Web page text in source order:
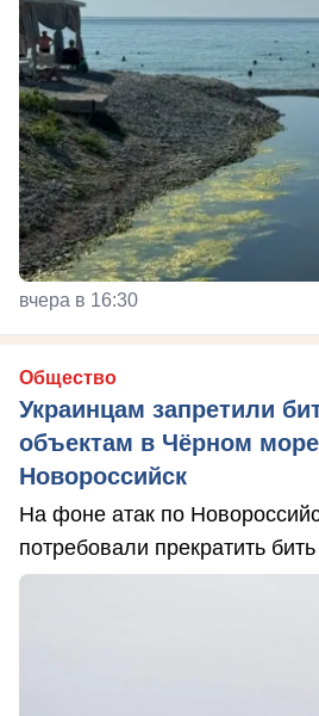
вчера в 16:30
Общество
Украинцам запретили
объектам в Чёрном
Новороссийск
На фоне атак по
потребовали прекратить